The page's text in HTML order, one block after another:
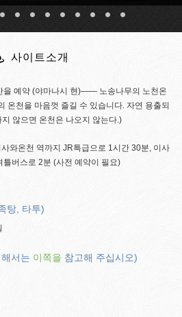
사이트소개
을 예약 (야마나시 현)―― 노송나무의 노천온
온천을 마음껏 즐길 수 있습니다. 자연 용출되
않으면 온천은 나오지 않는다.)
와온천 역까지 JR특급으로 1시간 30분, 이사
버스로 2분 (사전 예약이 필요)
탕, 타투)
서는 이쪽을 참고해 주십시오)